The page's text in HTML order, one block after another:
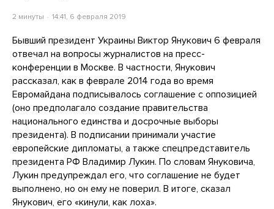
2 минуты 14:41, 6 февраля 2019
Бывший президент Украины Виктор Янукович 6 февраля
отвечал на вопросы журналистов на пресс-
конференции в Москве. В частности, Янукович
рассказал, как в феврале 2014 года во время
Евромайдана подписывалось соглашение с оппозицией
(оно предполагало создание правительства
национального единства и досрочные выборы
президента). В подписании принимали участие
европейские дипломаты, а также спецпредставитель
президента РФ Владимир Лукин. По словам Януковича,
Лукин предупреждал его, что соглашение не будет
выполнено, но он ему не поверил. В итоге, сказал
Янукович, его «кинули, как лоха».